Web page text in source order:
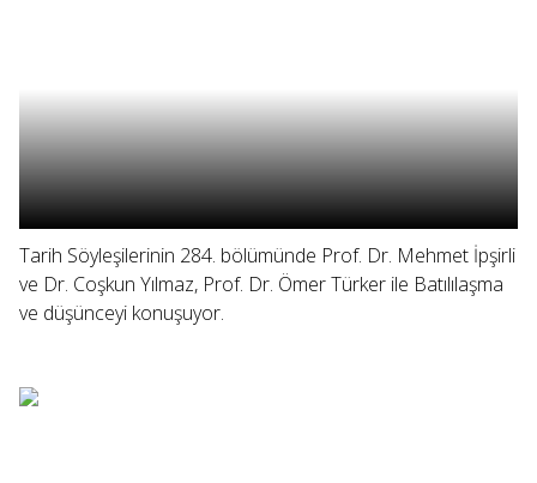
Tarih Söyleşilerinin 284. bölümünde Prof. Dr. Mehmet İpşirli
ve Dr. Coşkun Yılmaz, Prof. Dr. Ömer Türker ile Batılılaşma
ve düşünceyi konuşuyor.